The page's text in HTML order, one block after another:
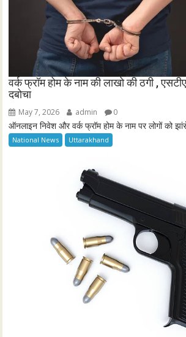
वर्क फ्रॉम होम के नाम की लाखो की ठगी ,
दबोचा
May 7, 2026 admin 0
ऑनलाइन निवेश और वर्क फ्रॉम होम के नाम पर लोगों को
National News Uttarakhand